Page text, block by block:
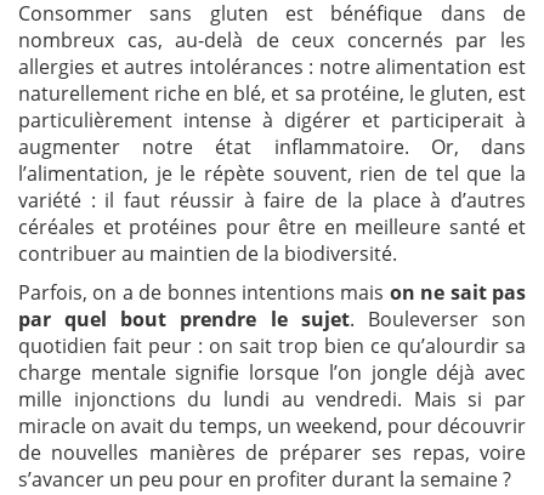
Consommer sans gluten est bénéfique dans de
nombreux cas, au-delà de ceux concernés par les
allergies et autres intolérances : notre alimentation est
naturellement riche en blé, et sa protéine, le gluten, est
particulièrement intense à digérer et participerait à
augmenter notre état inflammatoire. Or, dans
l’alimentation, je le répète souvent, rien de tel que la
variété : il faut réussir à faire de la place à d’autres
céréales et protéines pour être en meilleure santé et
contribuer au maintien de la biodiversité.
Parfois, on a de bonnes intentions mais on ne sait pas
par quel bout prendre le sujet. Bouleverser son
quotidien fait peur : on sait trop bien ce qu’alourdir sa
charge mentale signifie lorsque l’on jongle déjà avec
mille injonctions du lundi au vendredi. Mais si par
miracle on avait du temps, un weekend, pour découvrir
de nouvelles manières de préparer ses repas, voire
s’avancer un peu pour en profiter durant la semaine ?